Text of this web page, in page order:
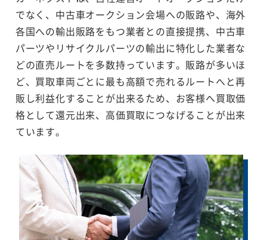
でなく、中古車オークション会場への販路や、海外
各国への輸出販路をもつ業者との直接提携、中古車
パーツやリサイクルパーツの輸出に特化した業者な
どの直売ルートを多数持っています。販路が多いほ
ど、買取車両ごとに最も高額で売れるルートへと再
販し利益化することが出来るため、お客様へ買取価
格として還元出来、高価買取につなげることが出来
ています。